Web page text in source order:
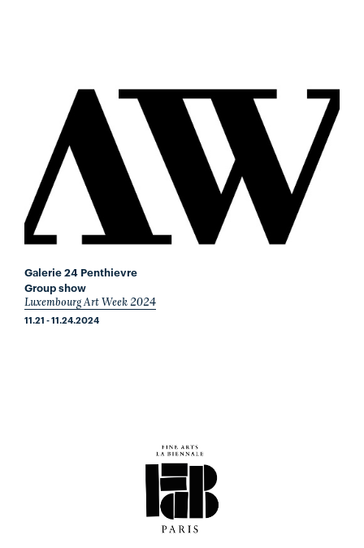
Galerie 24 Penthievre
Group show
Luxembourg Art Week 2024
11.21 - 11.24.2024